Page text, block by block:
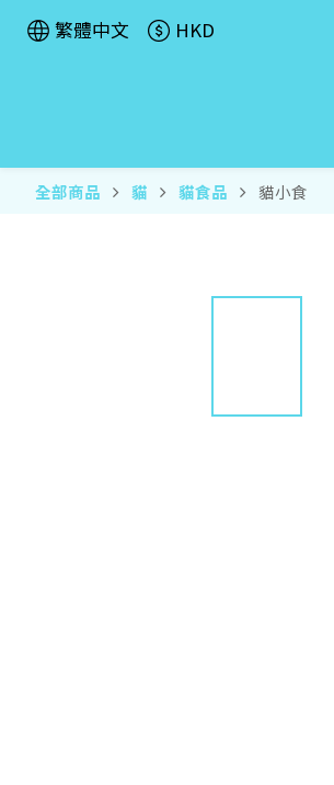
繁體中文 HKD
全部商品 貓 貓食品 貓小食